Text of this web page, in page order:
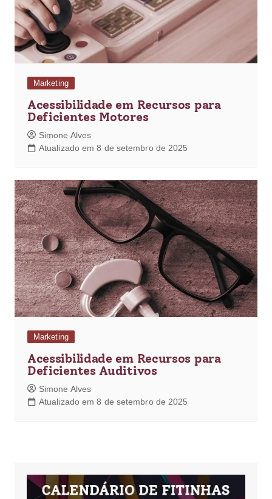
Marketing
Acessibilidade em Recursos para
Deficientes Motores
Simone Alves
Atualizado em 8 de setembro de 2025
Marketing
Acessibilidade em Recursos para
Deficientes Auditivos
Simone Alves
Atualizado em 8 de setembro de 2025